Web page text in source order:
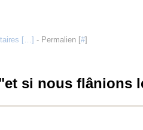
[…] - Permalien [#]
si nous flânions